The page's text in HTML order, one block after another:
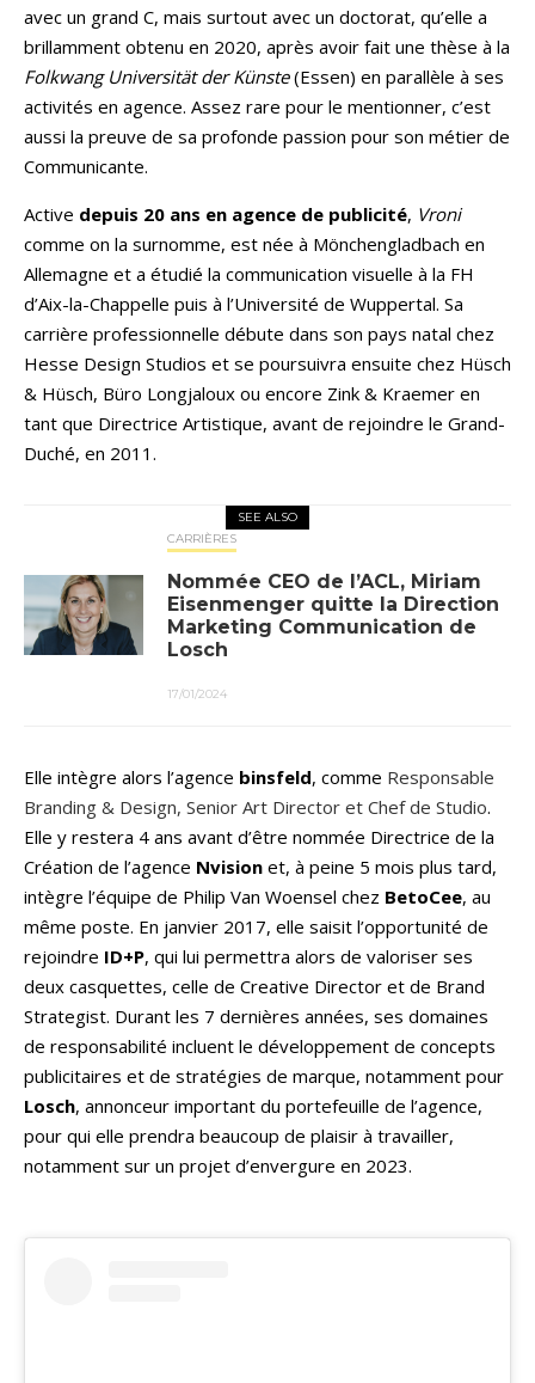
avec un grand C, mais surtout avec un doctorat, qu’elle a
brillamment obtenu en 2020, après avoir fait une thèse à la
Folkwang Universität der Künste(Essen) en parallèle à ses
activités en agence. Assez rare pour le mentionner, c’est
aussi la preuve de sa profonde passion pour son métier de
Communicante.
Active depuis 20 ans en agence de publicité, Vroni
comme on la surnomme, est née à Mönchengladbach en
Allemagne et a étudié la communication visuelle à la FH
d’Aix-la-Chappelle puis à l’Université de Wuppertal. Sa
carrière professionnelle débute dans son pays natal chez
Hesse Design Studios et se poursuivra ensuite chez Hüsch
& Hüsch, Büro Longjaloux ou encore Zink & Kraemer en
tant que Directrice Artistique, avant de rejoindre le Grand-
Duché, en 2011.
SEE ALSO
CARRIÈRES
Nommée CEO de l’ACL, Miriam
Eisenmenger quitte la Direction
Marketing Communication de
Losch
17/01/2024
Elle intègre alors l’agence binsfeld, comme Responsable
Branding & Design, Senior Art Director et Chef de Studio.
Elle y restera 4 ans avant d’être nommée Directrice de la
Création de l’agence Nvision et, à peine 5 mois plus tard,
intègre l’équipe de Philip Van Woensel chez BetoCee, au
même poste. En janvier 2017, elle saisit l’opportunité de
rejoindre ID+P, qui lui permettra alors de valoriser ses
deux casquettes, celle de Creative Director et de Brand
Strategist. Durant les 7 dernières années, ses domaines
de responsabilité incluent le développement de concepts
publicitaires et de stratégies de marque, notamment pour
Losch, annonceur important du portefeuille de l’agence,
pour qui elle prendra beaucoup de plaisir à travailler,
notamment sur un projet d’envergure en 2023.